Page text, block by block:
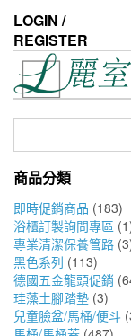
the
content
LOGIN /
REGISTER
鍵
商品分類
即時促銷商品 (183)
浴櫃訂製詢問專區
專業清潔保養管路
黑色系列 (113)
德國五金龍頭促銷
珪藻土腳踏墊 (3)
兒童臉盆/馬桶/便斗